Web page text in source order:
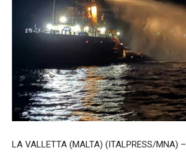
LA VALLETTA (MALTA) (ITALPRESS/MNA) –